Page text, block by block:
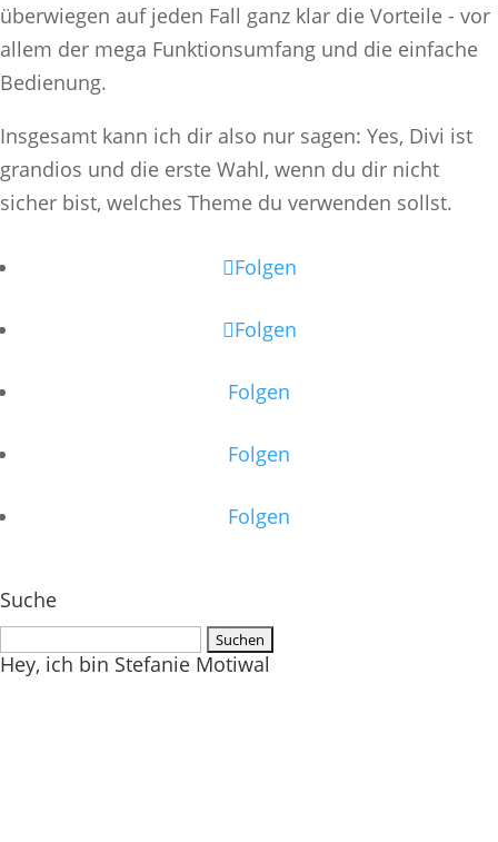
überwiegen auf jeden Fall ganz klar die Vorteile - vor
allem der mega Funktionsumfang und die einfache
Bedienung.
Insgesamt kann ich dir also nur sagen: Yes, Divi ist
grandios und die erste Wahl, wenn du dir nicht
sicher bist, welches Theme du verwenden sollst.
Folgen
Folgen
Folgen
Folgen
Folgen
Suche
Suchen
nach:
Hey, ich bin Stefanie Motiwal